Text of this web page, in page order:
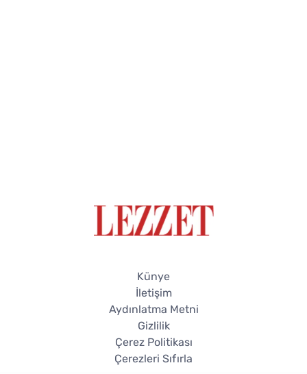
Künye
İletişim
Aydınlatma Metni
Gizlilik
Çerez Politikası
Çerezleri Sıfırla